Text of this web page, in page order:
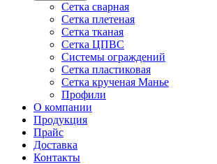
Сетка сварная
Сетка плетеная
Сетка тканая
Сетка ЦПВС
Системы ограждений
Сетка пластиковая
Сетка крученая Манье
Профили
О компании
Продукция
Прайс
Доставка
Контакты